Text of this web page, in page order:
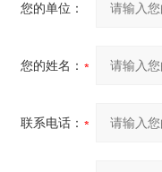
您的单位：
您的姓名：
联系电话：